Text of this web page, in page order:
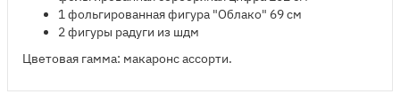
1 фольгированная фигура "Облако" 69 см
2 фигуры радуги из шдм
Цветовая гамма: макаронс ассорти.